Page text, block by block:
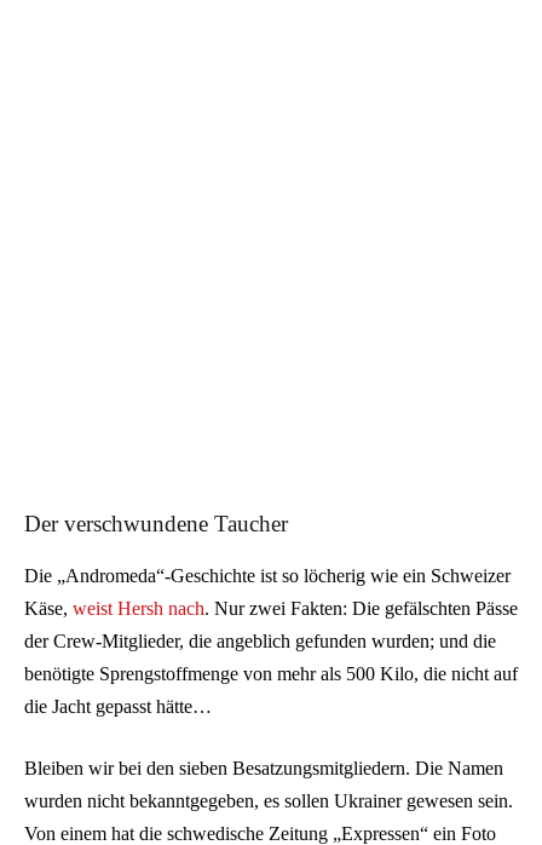
Der verschwundene Taucher
Die „Andromeda“-Geschichte ist so löcherig wie ein Schweizer
Käse, weist Hersh nach. Nur zwei Fakten: Die gefälschten Pässe
der Crew-Mitglieder, die angeblich gefunden wurden; und die
benötigte Sprengstoffmenge von mehr als 500 Kilo, die nicht auf
die Jacht gepasst hätte…
Bleiben wir bei den sieben Besatzungsmitgliedern. Die Namen
wurden nicht bekanntgegeben, es sollen Ukrainer gewesen sein.
Von einem hat die schwedische Zeitung „Expressen“ ein Foto